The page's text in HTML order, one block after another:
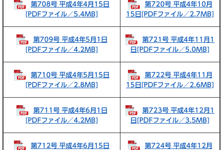
第708号 平成4年4月15日
[PDFファイル／5.4MB]
第720号 平成4年10月
15日[PDFファイル／2.7MB]
第709号 平成4年5月1日
[PDFファイル／4.2MB]
第721号 平成4年11月1
日[PDFファイル／5.0MB]
第710号 平成4年5月15日
[PDFファイル／2.8MB]
第722号 平成4年11月
15日[PDFファイル／2.6MB]
第711号 平成4年6月1日
[PDFファイル／4.2MB]
第723号 平成4年12月1
日[PDFファイル／3.5MB]
第712号 平成4年6月15日
第724号 平成4年12月